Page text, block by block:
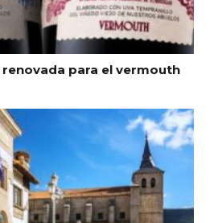
renovada para el vermouth